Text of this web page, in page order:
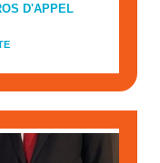
D'APPEL